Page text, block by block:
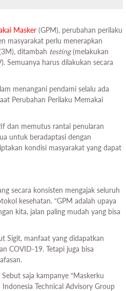
Masker (GPM), perubahan perilaku
masyarakat perlu menerapkan
ditambah testing(melakukan
Semuanya harus dilakukan secara
menangani pendami selalu ada
Perubahan Perilaku Memakai
dan memutus rantai penularan
untuk beradaptasi dengan
kondisi masyarakat yang dapat
secara konsisten mengajak seluruh
kesehatan. “GPM adalah upaya
kita, jalan paling mudah yang bisa
Sigit, manfaat yang didapatkan
COVID-19. Tetapi juga bisa
saja kampanye “Maskerku
Technical Advisory Group